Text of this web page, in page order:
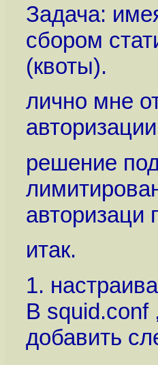
Задача:
сбором
(квоты).
лично мне
решение
авторизаци
итак.
1.
В squid.conf
добавить